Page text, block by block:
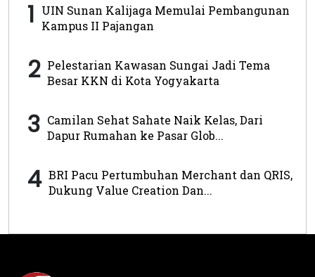
1 UIN Sunan Kalijaga Memulai Pembangunan
Kampus II Pajangan
2 Pelestarian Kawasan Sungai Jadi Tema
Besar KKN di Kota Yogyakarta
3 Camilan Sehat Sahate Naik Kelas, Dari
Dapur Rumahan ke Pasar Glob...
4 BRI Pacu Pertumbuhan Merchant dan QRIS,
Dukung Value Creation Dan...